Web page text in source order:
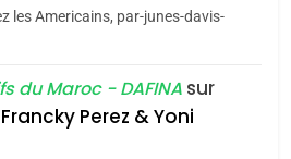
terroir
ravageur – Vanessa
Loya Stauber
les Americains, par-junes-davis-
du Maroc - DAFINA sur
Francky Perez & Yoni